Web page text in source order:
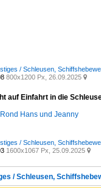
/ Schleusen,
800x1200 Px, 26.09.2025 
auf Einfahrt in die
Hans und Jeanny
/ Schleusen,
1600x1067 Px, 25.09.2025 
/ Schleusen,